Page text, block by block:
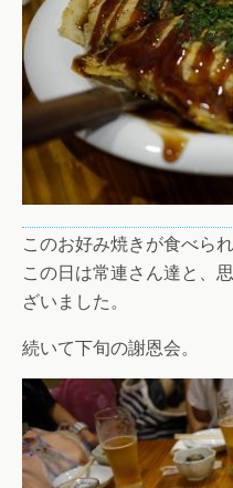
このお好み焼きが食べら
この日は常連さん達と、
ざいました。
続いて下旬の謝恩会。